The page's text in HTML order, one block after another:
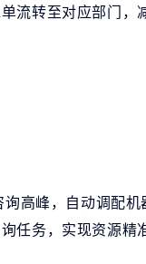
流转至对应部门，
高峰，自动调配
任务，实现资源精